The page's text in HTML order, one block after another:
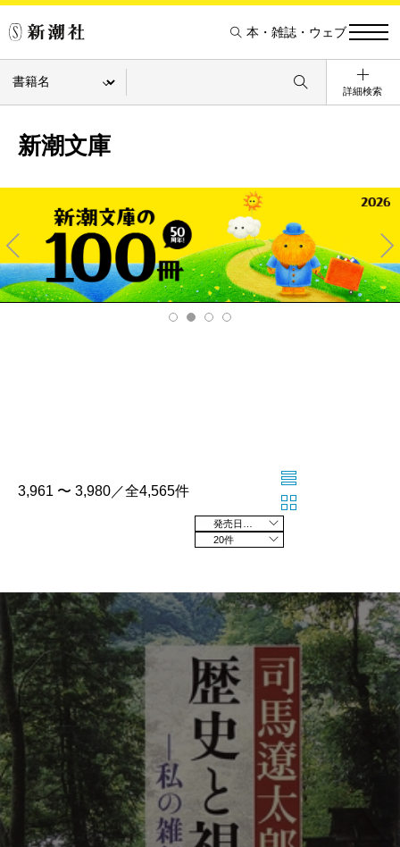
本・雑誌・ウェブ
詳細検索
新潮文庫
Pre
v
Ne
xt
3,961 〜 3,980／全4,565件
20件